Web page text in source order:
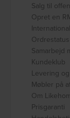
Salg til
Opret en
Ordrestatus
Samarbejd
Kundeklub
Levering
Møbler på
Om
Prisgaranti